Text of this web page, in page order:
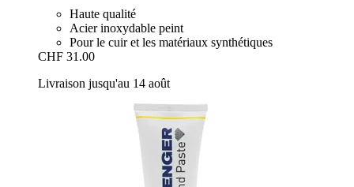
Haute qualité
Acier inoxydable peint
Pour le cuir et les matériaux synthétiques
CHF 31.00
Livraison jusqu'au 14 août